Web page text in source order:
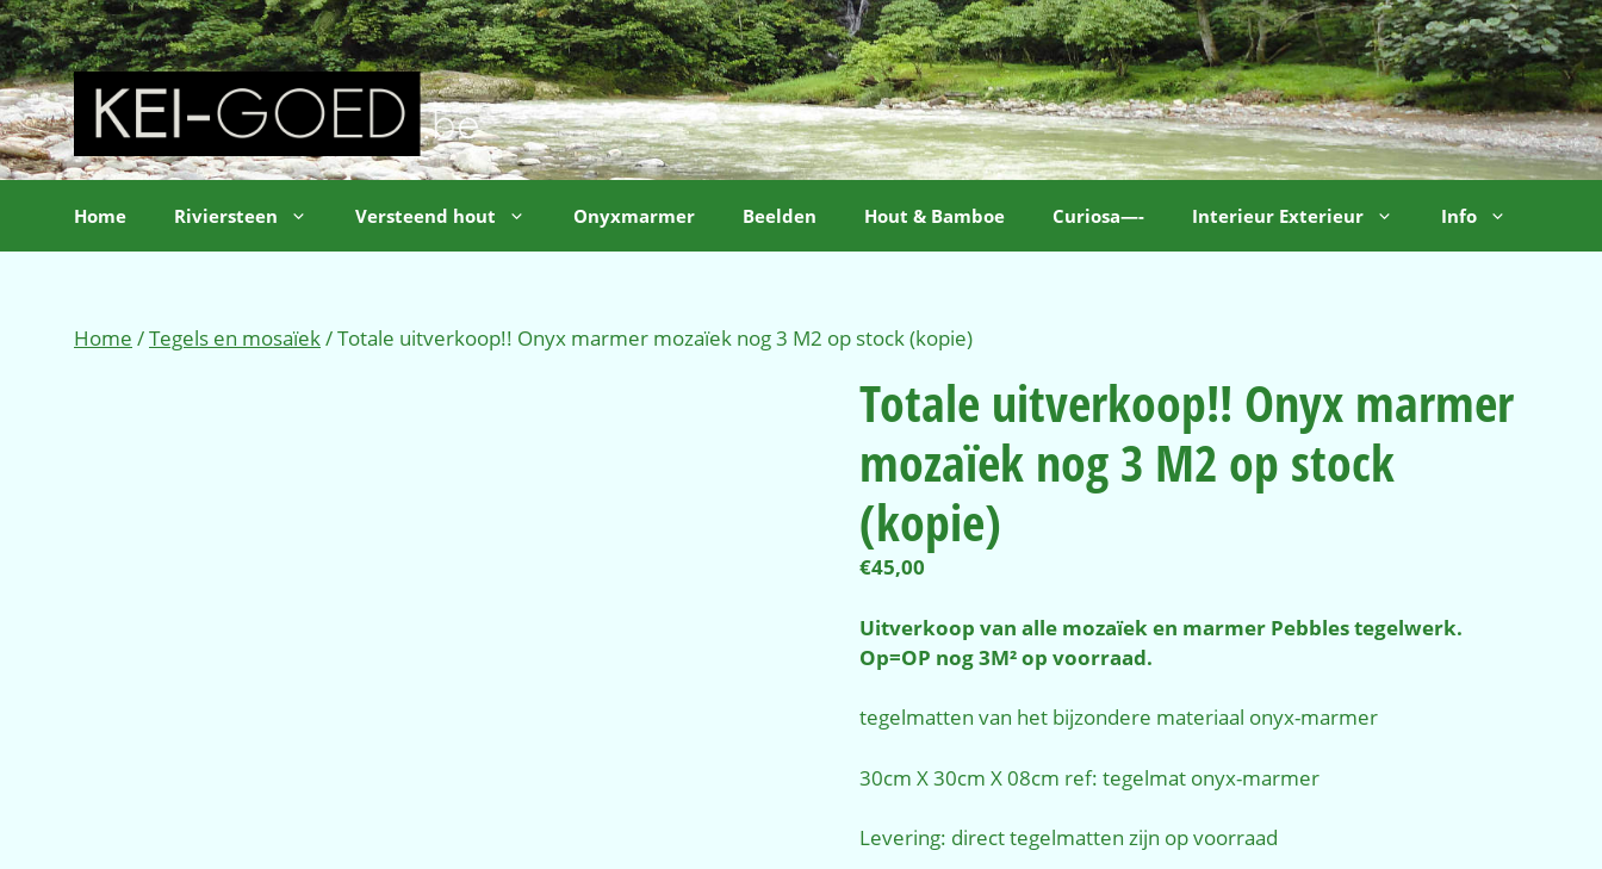
Ga
naar
de
inhoud
Home Riviersteen Versteend hout Onyxmarmer Beelden Hout & Bamboe Curiosa—- Interieur Exterieur Info
Home /Tegels en mosaïek/ Totale uitverkoop!! Onyx marmer mozaïek nog 3 M2 op stock (kopie)
Totale uitverkoop!! Onyx marmer
mozaïek nog 3 M2 op stock
(kopie)
€45,00
Uitverkoop van alle mozaïek en marmer Pebbles tegelwerk.
Op=OP nog 3M² op voorraad.
tegelmatten van het bijzondere materiaal onyx-marmer
30cm X 30cm X 08cm ref: tegelmat onyx-marmer
Levering: direct tegelmatten zijn op voorraad